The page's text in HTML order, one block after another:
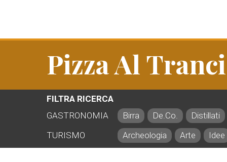
Pizza Al
FILTRA RICERCA
GASTRONOMIA
Birra De.Co.
Distillati
TURISMO
Archeologia Arte Idee